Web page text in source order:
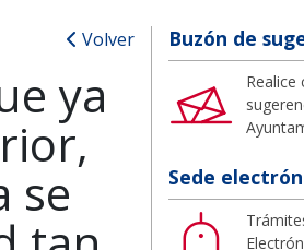
Volver
ya
se
Buzón de
Realice
Sede